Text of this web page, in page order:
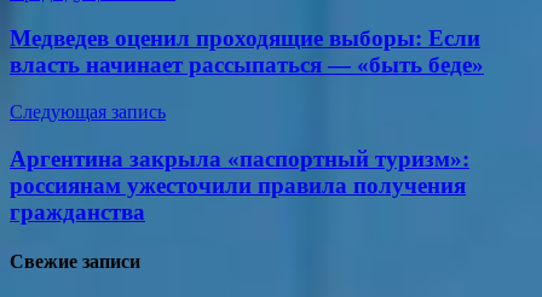
по
записям
Медведев оценил проходящие выборы: Если
власть начинает рассыпаться — «быть беде»
Следующая запись
Аргентина закрыла «паспортный туризм»:
россиянам ужесточили правила получения
гражданства
Свежие записи